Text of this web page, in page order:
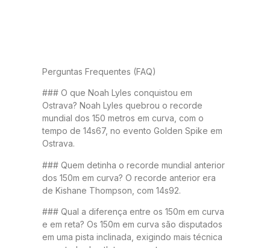
Perguntas Frequentes (FAQ)
### O que Noah Lyles conquistou em
Ostrava? Noah Lyles quebrou o recorde
mundial dos 150 metros em curva, com o
tempo de 14s67, no evento Golden Spike em
Ostrava.
### Quem detinha o recorde mundial anterior
dos 150m em curva? O recorde anterior era
de Kishane Thompson, com 14s92.
### Qual a diferença entre os 150m em curva
e em reta? Os 150m em curva são disputados
em uma pista inclinada, exigindo mais técnica